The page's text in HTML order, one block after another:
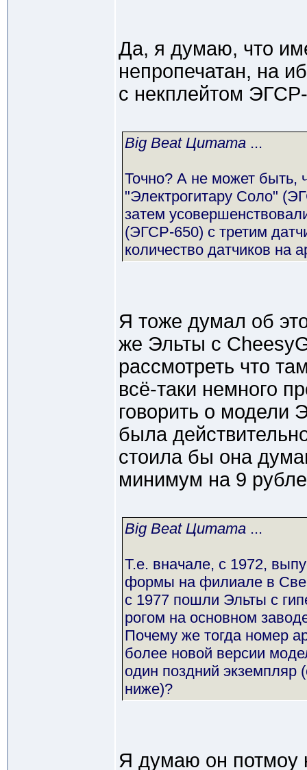
Да, я думаю, что
непропечатан, на
с некплейтом
Big Beat Цитата ...
Точно? А не может быть,
"Электрогитару Соло"
затем
(ЭГСР-650) с третим
количество датчиков на
Я тоже думал об
же Эльты с
рассмотреть что
всё-таки немного
говорить о модели
была
стоила бы она
минимум на 9
Big Beat Цитата ...
Т.е. вначале, с 1972,
формы на филиале в
с 1977 пошли Эльты с
рогом на основном
Почему же тогда номер
более новой версии
один поздний экземпляр
ниже)?
Я думаю он потмоу